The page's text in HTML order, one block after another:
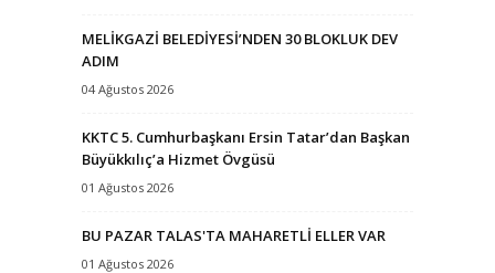
MELİKGAZİ BELEDİYESİ’NDEN 30 BLOKLUK DEV
ADIM
04 Ağustos 2026
KKTC 5. Cumhurbaşkanı Ersin Tatar’dan Başkan
Büyükkılıç’a Hizmet Övgüsü
01 Ağustos 2026
BU PAZAR TALAS'TA MAHARETLİ ELLER VAR
01 Ağustos 2026